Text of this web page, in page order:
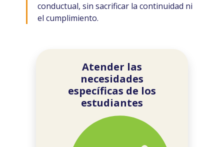
conductual, sin sacrificar la continuidad ni
el cumplimiento.
Atender las
necesidades
específicas de los
estudiantes